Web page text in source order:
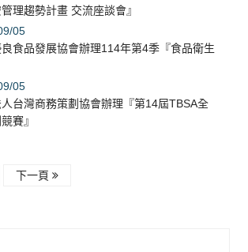
理趨勢計畫 交流座談會』
05
良食品發展協會辦理114年第4季『食品衛生
05
人台灣商務策劃協會辦理『第14屆TBSA全
賽』
下一頁